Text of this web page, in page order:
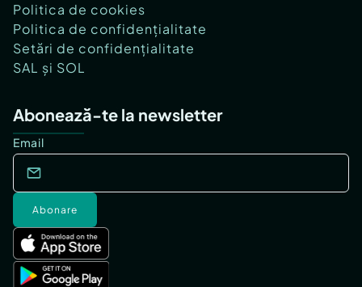
Politica de cookies
Politica de confidențialitate
Setări de confidențialitate
SAL și SOL
Abonează-te la newsletter
Email
Abonare